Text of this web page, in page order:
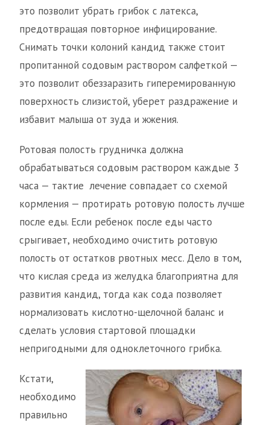
это позволит убрать грибок с латекса,
предотвращая повторное инфицирование.
Снимать точки колоний кандид также стоит
пропитанной содовым раствором салфеткой —
это позволит обеззаразить гиперемированную
поверхность слизистой, уберет раздражение и
избавит малыша от зуда и жжения.
Ротовая полость грудничка должна
обрабатываться содовым раствором каждые 3
часа — тактие лечение совпадает со схемой
кормления — протирать ротовую полость лучше
после еды. Если ребенок после еды часто
срыгивает, необходимо очистить ротовую
полость от остатков рвотных месс. Дело в том,
что кислая среда из желудка благоприятна для
развития кандид, тогда как сода позволяет
нормализовать кислотно-щелочной баланс и
сделать условия стартовой площадки
непригодными для одноклеточного грибка.
Кстати,
необходимо
правильно